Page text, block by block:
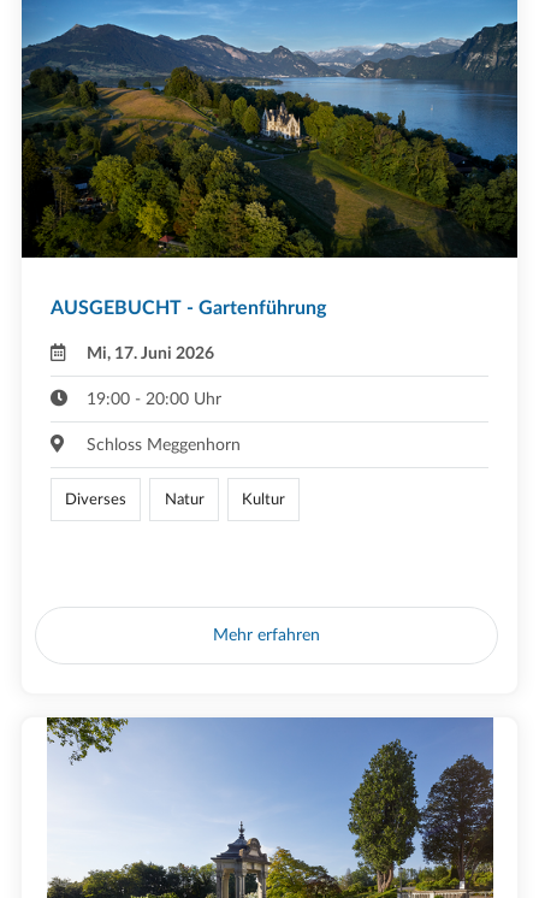
AUSGEBUCHT - Gartenführung
Mi, 17. Juni 2026
19:00 - 20:00 Uhr
Schloss Meggenhorn
Diverses Natur Kultur
Mehr erfahren